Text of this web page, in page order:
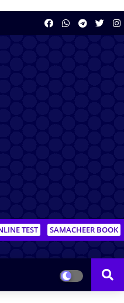
TEST SAMACHEER BOOK